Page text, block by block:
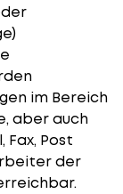
im Bereich
aber auch
Post
der